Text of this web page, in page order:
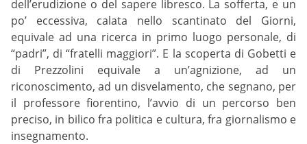
dell’erudizione o del sapere libresco. La sofferta, e un
po’ eccessiva, calata nello scantinato del Giorni,
equivale ad una ricerca in primo luogo personale, di
“padri”, di “fratelli maggiori”. E la scoperta di Gobetti e
di Prezzolini equivale a un’agnizione, ad un
riconoscimento, ad un disvelamento, che segnano, per
il professore fiorentino, l’avvio di un percorso ben
preciso, in bilico fra politica e cultura, fra giornalismo e
insegnamento.